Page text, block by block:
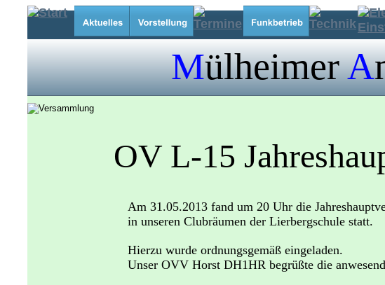
Mülheimer A
OV L-15
Am 31.05.2013 fand um 20 Uhr die
in unseren Clubräumen der Lierbergschule statt.
Hierzu wurde ordnungsgemäß eingeladen.
Unser OVV Horst DH1HR begrüßte die